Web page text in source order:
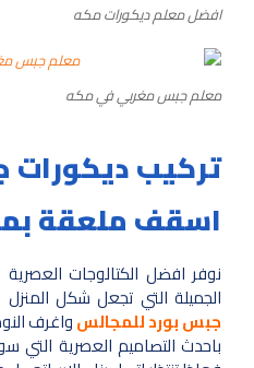
افضل معلم ديكورات مكه
معلم جبس مغربي في مكه
تركيب ديكورات
اسقف ملعقة
نوفر افضل الكتالوجات
الجميلة التي تجعل شكل
جبس بورد للمجالسواغرف
باحدث التصاميم العصرية التي